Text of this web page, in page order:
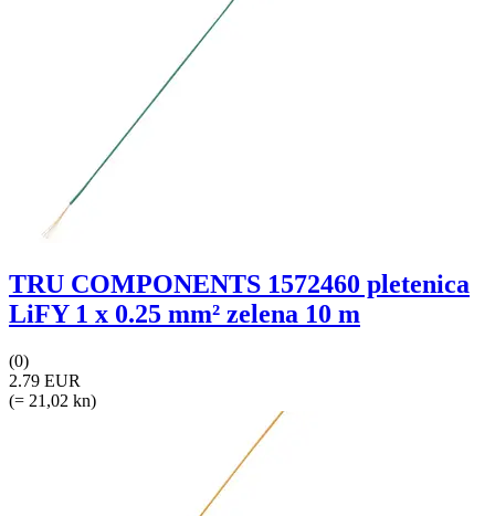
TRU COMPONENTS 1572460 pletenica
LiFY 1 x 0.25 mm² zelena 10 m
(0)
2.79 EUR
(= 21,02 kn)